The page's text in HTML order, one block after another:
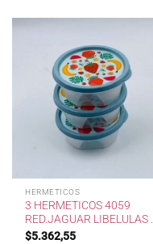
HERMETICOS
3 HERMETICOS 4059
RED.JAGUAR LIBELULAS .
$5.362,55